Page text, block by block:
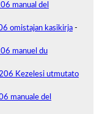
manual del
omistajan kasikirja-
manuel du
Kezelesi utmutato
manuale del